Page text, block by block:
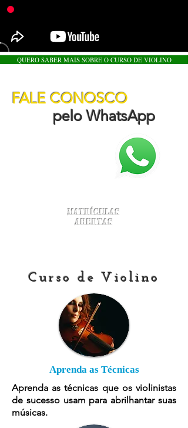
QUERO SABER MAIS SOBRE O CURSO DE VIOLINO
FALE CONOSCO
pelo WhatsApp
Matrículas
Abertas
Curso de Violino
Aprenda as Técnicas
Aprenda as técnicas que os violinistas
de sucesso usam para abrilhantar suas
músicas.